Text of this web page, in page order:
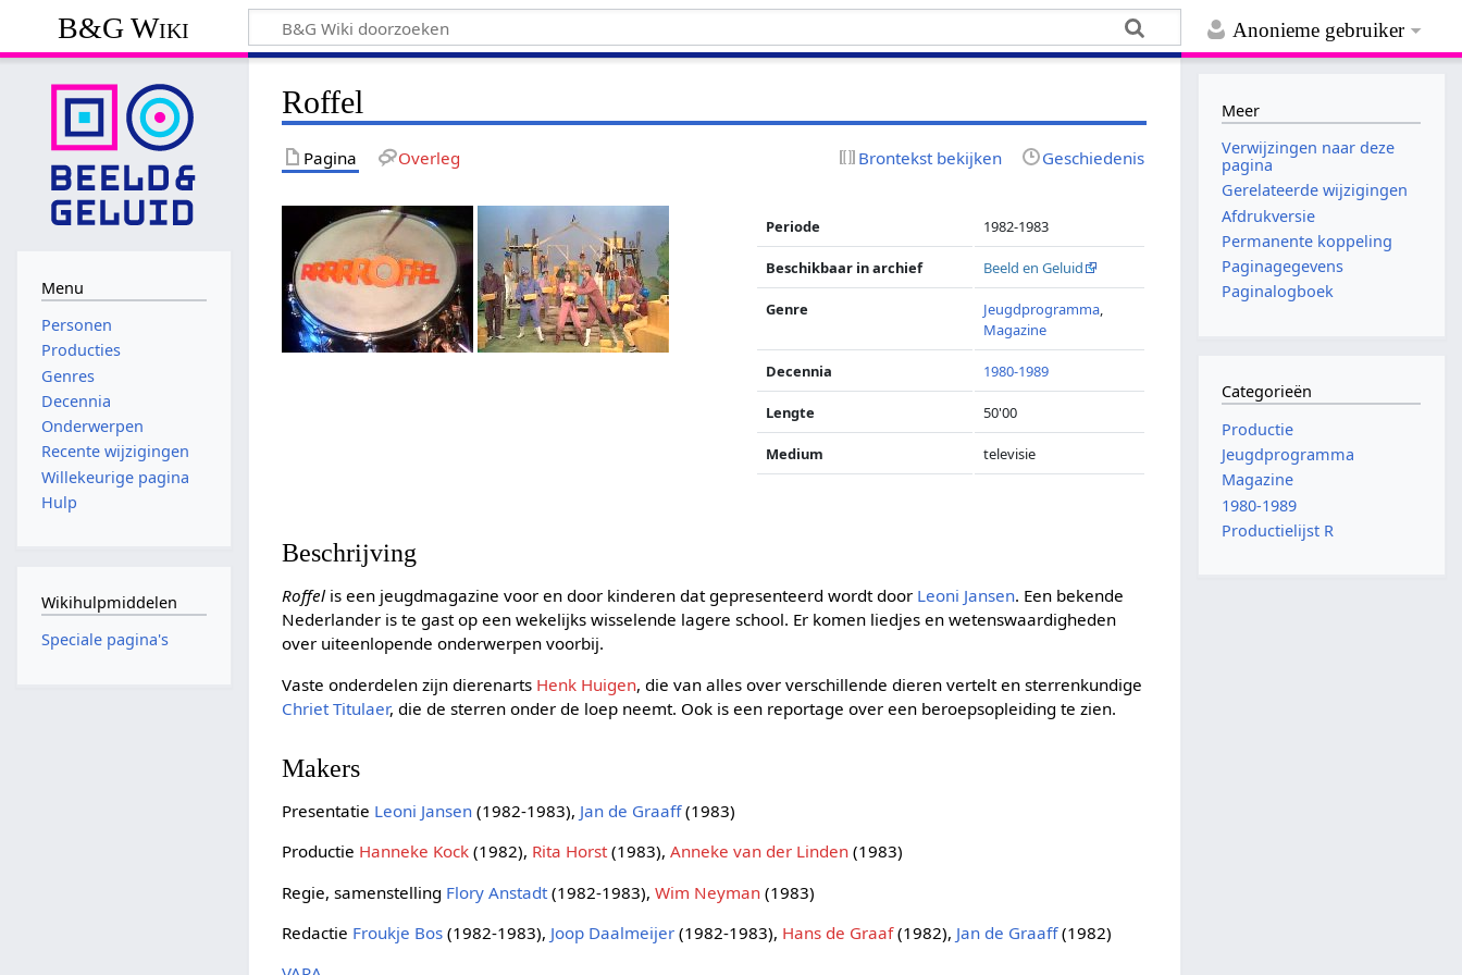
Anonieme gebruiker
B&G Wiki
Roffel
Pagina Overleg Brontekst bekijken Geschiedenis
Periode 1982-1983
Beschikbaar in archief Beeld en Geluid
Genre Jeugdprogramma,
Magazine
Decennia 1980-1989
Lengte 50'00
Medium televisie
Beschrijving
Roffel is een jeugdmagazine voor en door kinderen dat gepresenteerd wordt door Leoni Jansen. Een bekende
Nederlander is te gast op een wekelijks wisselende lagere school. Er komen liedjes en wetenswaardigheden
over uiteenlopende onderwerpen voorbij.
Vaste onderdelen zijn dierenarts Henk Huigen, die van alles over verschillende dieren vertelt en sterrenkundige
Chriet Titulaer, die de sterren onder de loep neemt. Ook is een reportage over een beroepsopleiding te zien.
Makers
Presentatie Leoni Jansen (1982-1983), Jan de Graaff(1983)
Productie Hanneke Kock (1982), Rita Horst(1983),Anneke van der Linden (1983)
Regie, samenstelling Flory Anstadt (1982-1983),Wim Neyman (1983)
Redactie Froukje Bos (1982-1983), Joop Daalmeijer (1982-1983), Hans de Graaf(1982), Jan de Graaff(1982)
Menu
Personen
Producties
Genres
Decennia
Onderwerpen
Recente wijzigingen
Willekeurige pagina
Hulp
Wikihulpmiddelen
Speciale pagina's
Meer
Verwijzingen naar deze
pagina
Gerelateerde wijzigingen
Afdrukversie
Permanente koppeling
Paginagegevens
Paginalogboek
Categorieën
Productie
Jeugdprogramma
Magazine
1980-1989
Productielijst R